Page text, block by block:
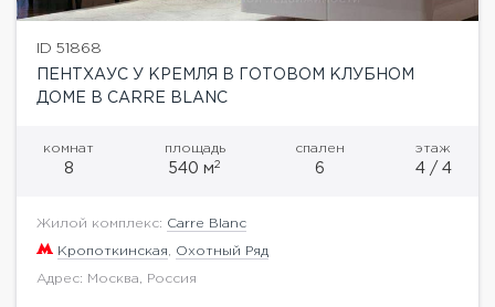
ID 51868
ПЕНТХАУС У КРЕМЛЯ В ГОТОВОМ КЛУБНОМ
ДОМЕ В CARRE BLANC
комнат
8
площадь
540 м2
спален
6
этаж
4 / 4
Жилой комплекс: Carre Blanc
Кропоткинская Охотный Ряд
Адрес: Москва, Россия